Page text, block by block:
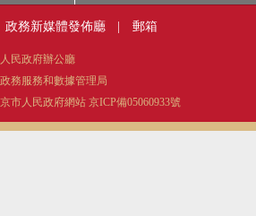
政務新媒體發佈廳 郵箱
民政府辦公廳
務服務和數據管理局
市人民政府網站 京ICP備05060933號